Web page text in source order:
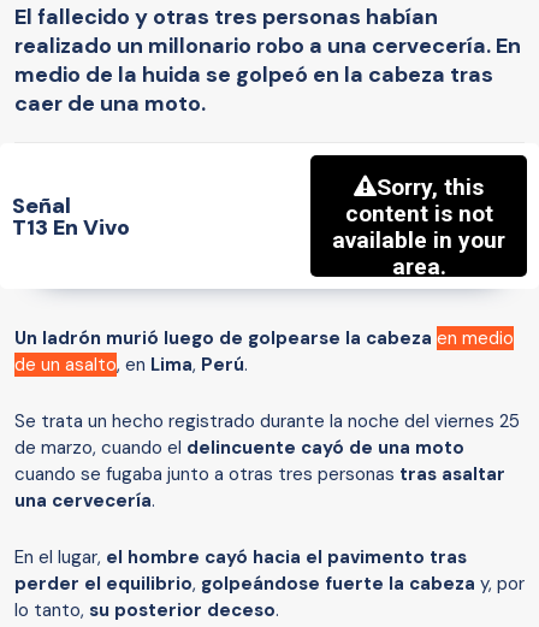
El fallecido y otras tres personas habían
realizado un millonario robo a una cervecería. En
medio de la huida se golpeó en la cabeza tras
caer de una moto.
Señal
T13 En Vivo
Un ladrón murió luego de golpearse la cabeza en medio
de un asalto, en Lima, Perú.
Se trata un hecho registrado durante la noche del viernes 25
de marzo, cuando el delincuente cayó de una moto
cuando se fugaba junto a otras tres personas tras asaltar
una cervecería.
En el lugar, el hombre cayó hacia el pavimento tras
perder el equilibrio, golpeándose fuerte la cabeza y, por
lo tanto, su posterior deceso.